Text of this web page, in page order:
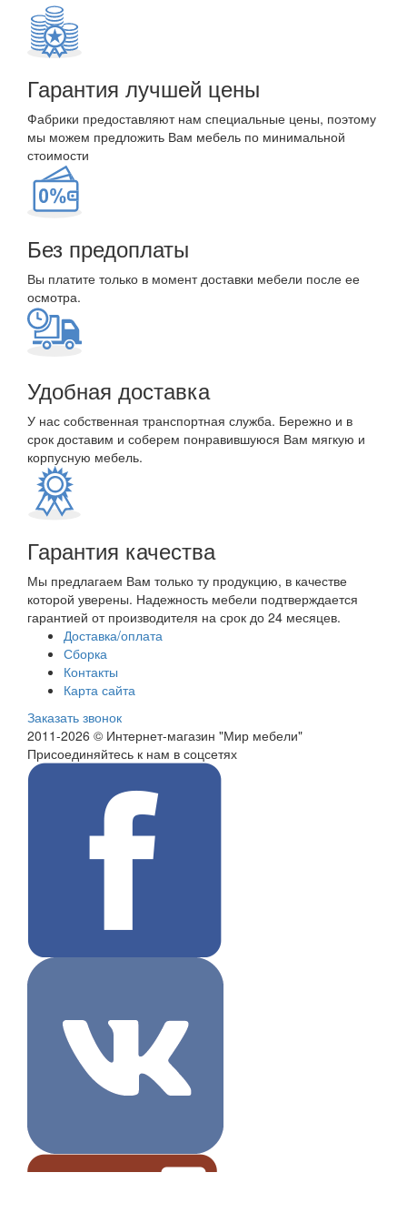
Гарантия лучшей цены
Фабрики предоставляют нам специальные цены, поэтому
мы можем предложить Вам мебель по минимальной
стоимости
Без предоплаты
Вы платите только в момент доставки мебели после ее
осмотра.
Удобная доставка
У нас собственная транспортная служба. Бережно и в
срок доставим и соберем понравившуюся Вам мягкую и
корпусную мебель.
Гарантия качества
Мы предлагаем Вам только ту продукцию, в качестве
которой уверены. Надежность мебели подтверждается
гарантией от производителя на срок до 24 месяцев.
Доставка/оплата
Сборка
Контакты
Карта сайта
Заказать звонок
2011-2026 © Интернет-магазин "Мир мебели"
Присоединяйтесь к нам в соцсетях